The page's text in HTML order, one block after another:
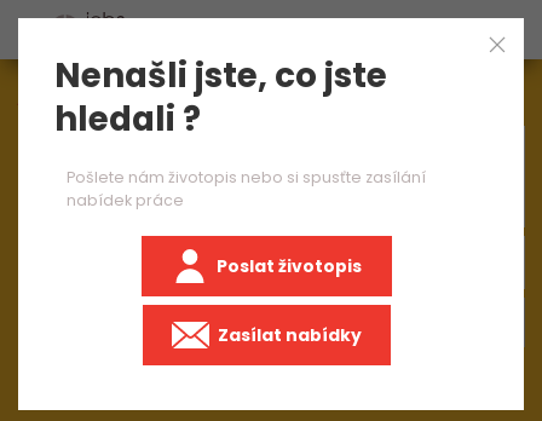
Aktuálně1545nabídek práce
Nenašli jste, co jste
hledali ?
Pošlete nám životopis nebo si spusťte zasílání
nabídek práce
Poslat životopis
Zasílat nabídky